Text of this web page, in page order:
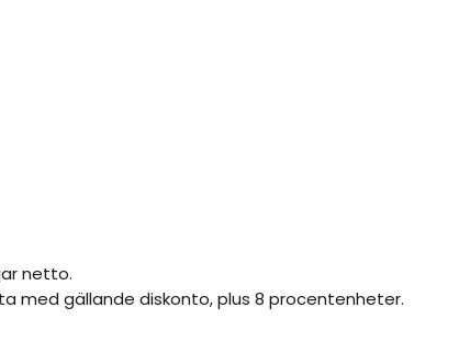
netto.
med gällande diskonto, plus 8 procentenheter.